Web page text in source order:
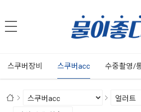
스쿠버장비 스쿠버acc 수중촬영/